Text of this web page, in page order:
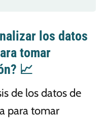
los datos
tomar
📈
de los datos de
para tomar